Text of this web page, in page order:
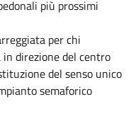
più prossimi
per chi
direzione del centro
del senso unico
semaforico